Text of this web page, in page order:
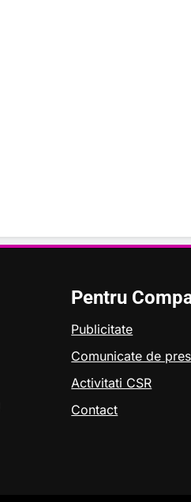
Pentru
Publicitate
Comunicate de
Activitati CSR
Contact